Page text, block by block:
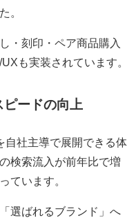
。
・刻印・ペア商品購入
も実装されています。
ピードの向上
自社主導で展開できる体
検索流入が前年比で増
ています。
選ばれるブランド」へ